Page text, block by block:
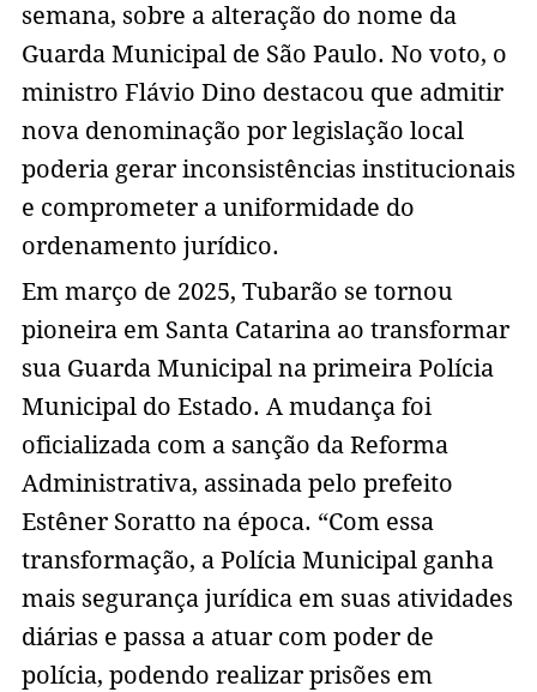
semana, sobre a alteração do nome da
Guarda Municipal de São Paulo. No voto, o
ministro Flávio Dino destacou que admitir
nova denominação por legislação local
poderia gerar inconsistências institucionais
e comprometer a uniformidade do
ordenamento jurídico.
Em março de 2025, Tubarão se tornou
pioneira em Santa Catarina ao transformar
sua Guarda Municipal na primeira Polícia
Municipal do Estado. A mudança foi
oficializada com a sanção da Reforma
Administrativa, assinada pelo prefeito
Estêner Soratto na época. “Com essa
transformação, a Polícia Municipal ganha
mais segurança jurídica em suas atividades
diárias e passa a atuar com poder de
polícia, podendo realizar prisões em